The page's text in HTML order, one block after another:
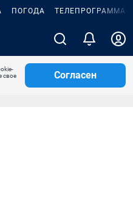
ПОГОДА ТЕЛЕПРОГРАММА
свое
Согласен